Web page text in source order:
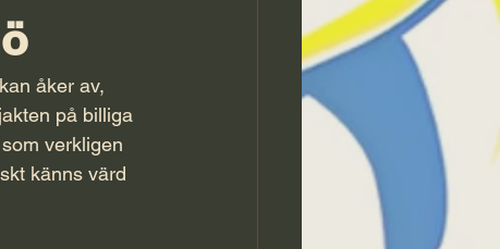
åker av,
på billiga
verkligen
känns värd